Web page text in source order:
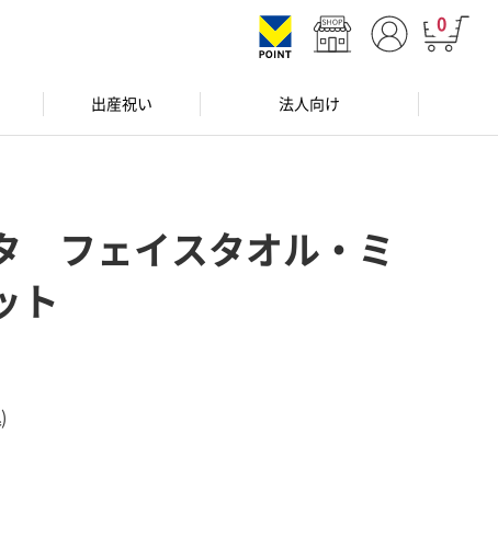
0
出産祝い 法人向け
フェイスタオル・ミ
ト